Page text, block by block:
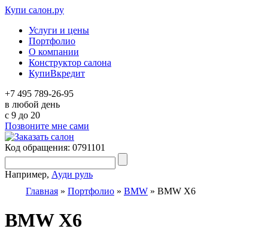
Купи салон.ру
Услуги и цены
Портфолио
О компании
Конструктор салона
КупиВкредит
+7 495 789-26-95
в любой день
c 9 до 20
Позвоните мне сами
Код обращения: 0791101
Например, Ауди руль
Главная » Портфолио » BMW » BMW X6
BMW X6